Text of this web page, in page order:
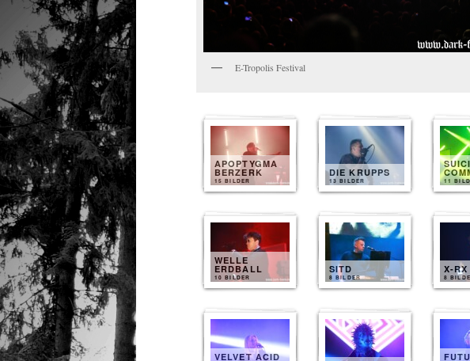
E-Tropolis Festival
APOPTYGMA
BERZERK
15 BILDER
DIE KRUPPS
13 BILDER 11
WELLE
ERDBALL
10 BILDER
SITD
8 BILDER
X-RX
8
VELVET ACID